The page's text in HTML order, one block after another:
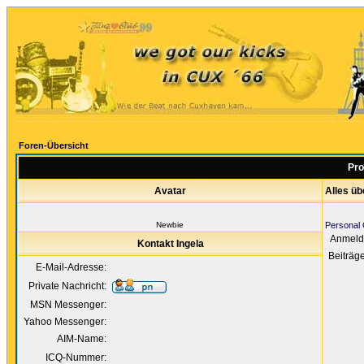
Foren-Übersicht
Avatar Alles
Newbie Personal
Kontakt Ingela
E-Mail-Adresse:
Private Nachricht:
MSN Messenger:
Yahoo Messenger:
AIM-Name:
ICQ-Nummer: